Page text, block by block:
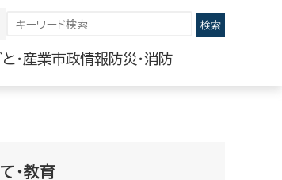
・産業市政情報 防災・消防
・教育